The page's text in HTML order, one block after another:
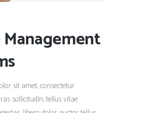
sit amet, consectetur
sollicitudin, tellus vitae